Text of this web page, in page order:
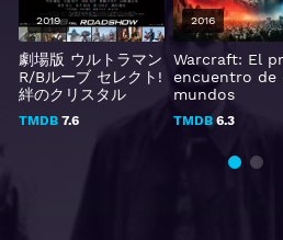
劇場版 ウルトラマン
R/Bルーブ セレクト!
絆のクリスタル
TMDB7.6
2019
Warcraft: El
encuentro de
mundos
TMDB 6.3
2016